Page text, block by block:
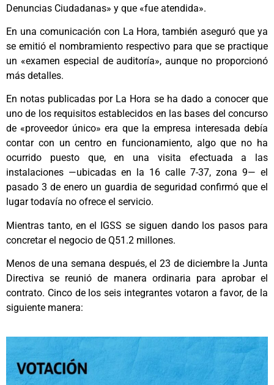
Denuncias Ciudadanas» y que «fue atendida».
En una comunicación con La Hora, también aseguró que ya
se emitió el nombramiento respectivo para que se practique
un «examen especial de auditoría», aunque no proporcionó
más detalles.
En notas publicadas por La Hora se ha dado a conocer que
uno de los requisitos establecidos en las bases del concurso
de «proveedor único» era que la empresa interesada debía
contar con un centro en funcionamiento, algo que no ha
ocurrido puesto que, en una visita efectuada a las
instalaciones —ubicadas en la 16 calle 7-37, zona 9— el
pasado 3 de enero un guardia de seguridad confirmó que el
lugar todavía no ofrece el servicio.
Mientras tanto, en el IGSS se siguen dando los pasos para
concretar el negocio de Q51.2 millones.
Menos de una semana después, el 23 de diciembre la Junta
Directiva se reunió de manera ordinaria para aprobar el
contrato. Cinco de los seis integrantes votaron a favor, de la
siguiente manera: